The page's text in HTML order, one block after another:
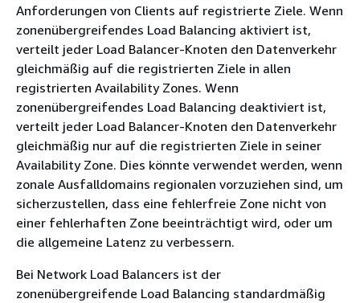
Anforderungen von Clients auf registrierte Ziele. Wenn
zonenübergreifendes Load Balancing aktiviert ist,
verteilt jeder Load Balancer-Knoten den Datenverkehr
gleichmäßig auf die registrierten Ziele in allen
registrierten Availability Zones. Wenn
zonenübergreifendes Load Balancing deaktiviert ist,
verteilt jeder Load Balancer-Knoten den Datenverkehr
gleichmäßig nur auf die registrierten Ziele in seiner
Availability Zone. Dies könnte verwendet werden, wenn
zonale Ausfalldomains regionalen vorzuziehen sind, um
sicherzustellen, dass eine fehlerfreie Zone nicht von
einer fehlerhaften Zone beeinträchtigt wird, oder um
die allgemeine Latenz zu verbessern.
Bei Network Load Balancers ist der
zonenübergreifende Load Balancing standardmäßig